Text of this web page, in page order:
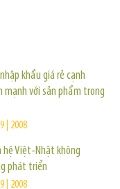
khẩu giá rẻ cạnh
mạnh với sản phẩm trong
| 2008
hệ Việt-Nhật không
phát triển
| 2008